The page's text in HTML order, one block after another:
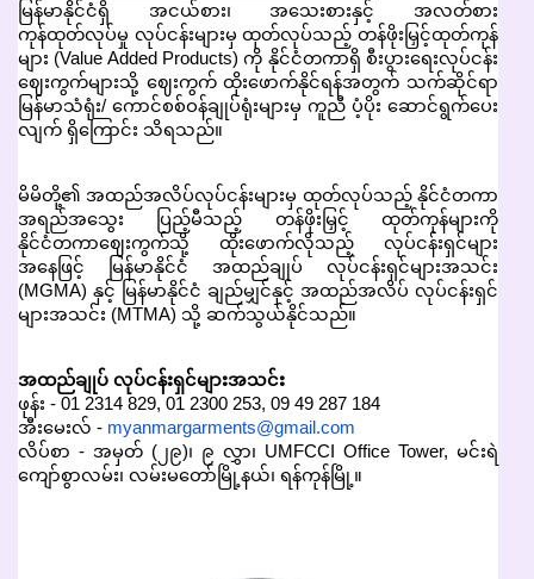
မြန်မာနိုင်ငံရှိ အငယ်စား၊ အသေးစားနှင့် အလတ်စား
ကုန်ထုတ်လုပ်မှု လုပ်ငန်းများမှ ထုတ်လုပ်သည့် တန်ဖိုးမြှင့်ထုတ်ကုန်
များ (Value Added Products) ကို နိုင်ငံတကာရှိ စီးပွားရေးလုပ်ငန်း
ဈေးကွက်များသို့ ဈေးကွက် ထိုးဖောက်နိုင်ရန်အတွက် သက်ဆိုင်ရာ
မြန်မာသံရုံး/ ကောင်စစ်ဝန်ချုပ်ရုံးများမှ ကူညီ ပံ့ပိုး ဆောင်ရွက်ပေး
လျက် ရှိကြောင်း သိရသည်။
မိမိတို့၏ အထည်အလိပ်လုပ်ငန်းများမှ ထုတ်လုပ်သည့် နိုင်ငံတကာ
အရည်အသွေး ပြည့်မီသည့် တန်ဖိုးမြှင့် ထုတ်ကုန်များကို
နိုင်ငံတကာဈေးကွက်သို့ ထိုးဖောက်လိုသည့် လုပ်ငန်းရှင်များ
အနေဖြင့် မြန်မာနိုင်ငံ အထည်ချုပ် လုပ်ငန်းရှင်များအသင်း
(MGMA) နှင့် မြန်မာနိုင်ငံ ချည်မျှင်နှင့် အထည်အလိပ် လုပ်ငန်းရှင်
များအသင်း (MTMA) သို့ ဆက်သွယ်နိုင်သည်။
အထည်ချုပ် လုပ်ငန်းရှင်များအသင်း
ဖုန်း - 01 2314 829, 01 2300 253, 09 49 287 184
အီးမေးလ် - myanmargarments@gmail.com
လိပ်စာ - အမှတ် (၂၉)၊ ၉ လွှာ၊ UMFCCI Office Tower, မင်းရဲ
ကျော်စွာလမ်း၊ လမ်းမတော်မြို့နယ်၊ ရန်ကုန်မြို့။